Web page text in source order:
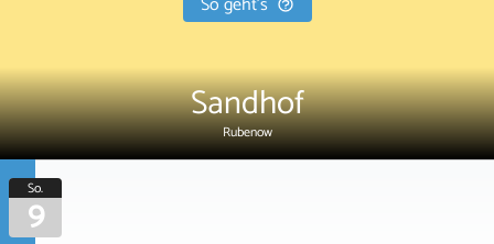
Sandhof
Rubenow
So.
9